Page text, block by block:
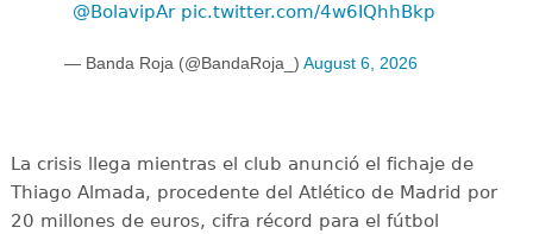
@BolavipAr pic.twitter.com/4w6IQhhBkp
— Banda Roja (@BandaRoja_) August 6, 2026
La crisis llega mientras el club anunció el fichaje de
Thiago Almada, procedente del Atlético de Madrid por
20 millones de euros, cifra récord para el fútbol